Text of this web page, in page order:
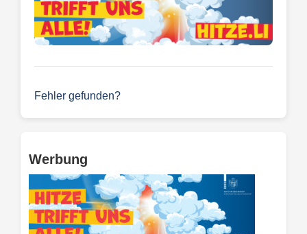
Fehler gefunden?
Werbung